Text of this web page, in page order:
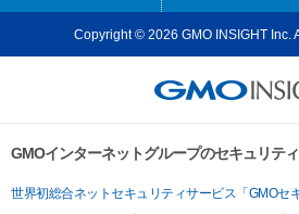
Copyright © 2026 GMO INSIGHT Inc.
GMOインターネットグループのセキュリテ
世界初総合ネットセキュリティサービス「GMOセ